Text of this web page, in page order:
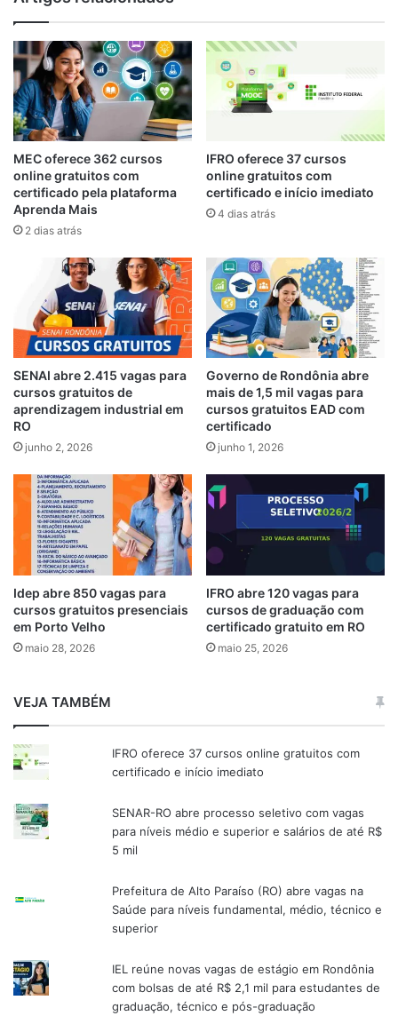
MEC oferece 362 cursos
online gratuitos com
certificado pela plataforma
Aprenda Mais
2 dias atrás
IFRO oferece 37 cursos
online gratuitos com
certificado e início imediato
4 dias atrás
SENAI abre 2.415 vagas para
cursos gratuitos de
aprendizagem industrial em
RO
junho 2, 2026
Governo de Rondônia abre
mais de 1,5 mil vagas para
cursos gratuitos EAD com
certificado
junho 1, 2026
Idep abre 850 vagas para
cursos gratuitos presenciais
em Porto Velho
maio 28, 2026
IFRO abre 120 vagas para
cursos de graduação com
certificado gratuito em RO
maio 25, 2026
VEJA TAMBÉM
IFRO oferece 37 cursos online gratuitos com
certificado e início imediato
SENAR-RO abre processo seletivo com vagas
para níveis médio e superior e salários de até R$
5 mil
Prefeitura de Alto Paraíso (RO) abre vagas na
Saúde para níveis fundamental, médio, técnico e
superior
IEL reúne novas vagas de estágio em Rondônia
com bolsas de até R$ 2,1 mil para estudantes de
graduação, técnico e pós-graduação